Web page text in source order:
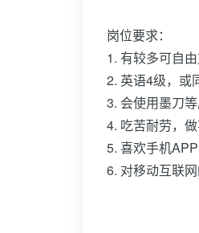
岗位要求：
1. 有较多可自
2. 英语4级，或
3. 会使用墨刀
4. 吃苦耐劳，
5. 喜欢手机
6. 对移动互联